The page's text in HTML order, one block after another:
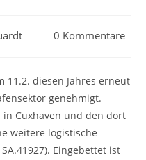
Beitrags-
0 Kommentare
11.2. diesen Jahres erneut
genehmigt.
Cuxhaven und den dort
weitere logistische
Eingebettet ist